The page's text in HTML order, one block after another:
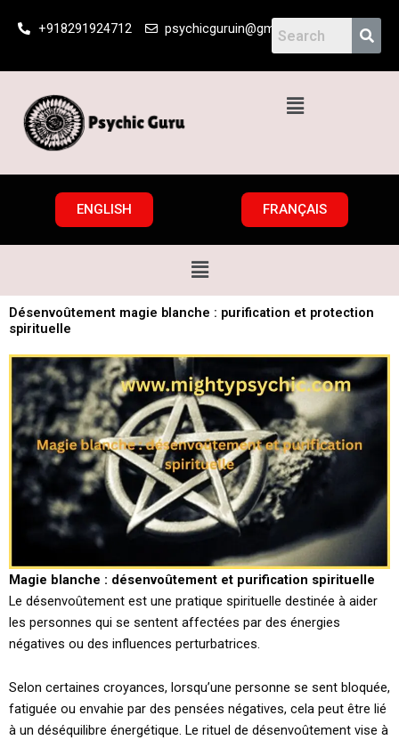
+918291924712 psychicguruin@gmail.com
Menu
ENGLISH FRANÇAIS
Menu
Désenvoûtement magie blanche : purification et protection
spirituelle
Magie blanche : désenvoûtement et purification spirituelle
Le désenvoûtement est une pratique spirituelle destinée à aider
les personnes qui se sentent affectées par des énergies
négatives ou des influences perturbatrices.
Selon certaines croyances, lorsqu’une personne se sent bloquée,
fatiguée ou envahie par des pensées négatives, cela peut être lié
à un déséquilibre énergétique. Le rituel de désenvoûtement vise à